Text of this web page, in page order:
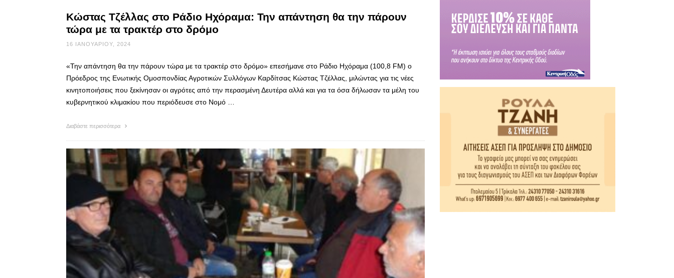
Κώστας Τζέλλας στο Ράδιο Ηχόραμα: Την απάντηση θα την πάρουν
τώρα με τα τρακτέρ στο δρόμο
16 ΙΑΝΟΥΑΡΊΟΥ, 2024
«Την απάντηση θα την πάρουν τώρα με τα τρακτέρ στο δρόμο» επεσήμανε στο Ράδιο Ηχόραμα (100,8 FM) ο
Πρόεδρος της Ενωτικής Ομοσπονδίας Αγροτικών Συλλόγων Καρδίτσας Κώστας Τζέλλας, μιλώντας για τις νέες
κινητοποιήσεις που ξεκίνησαν οι αγρότες από την περασμένη Δευτέρα αλλά και για τα όσα δήλωσαν τα μέλη του
κυβερνητικού κλιμακίου που περιόδευσε στο Νομό …
Διαβάστε περισσότερα